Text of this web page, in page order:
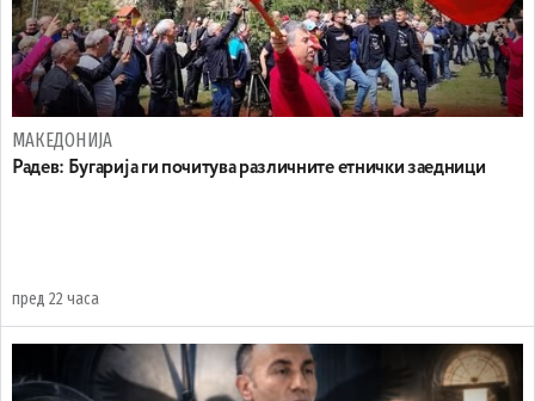
МАКЕДОНИЈА
Радев: Бугарија ги почитува различните етнички заедници
пред 22 часа